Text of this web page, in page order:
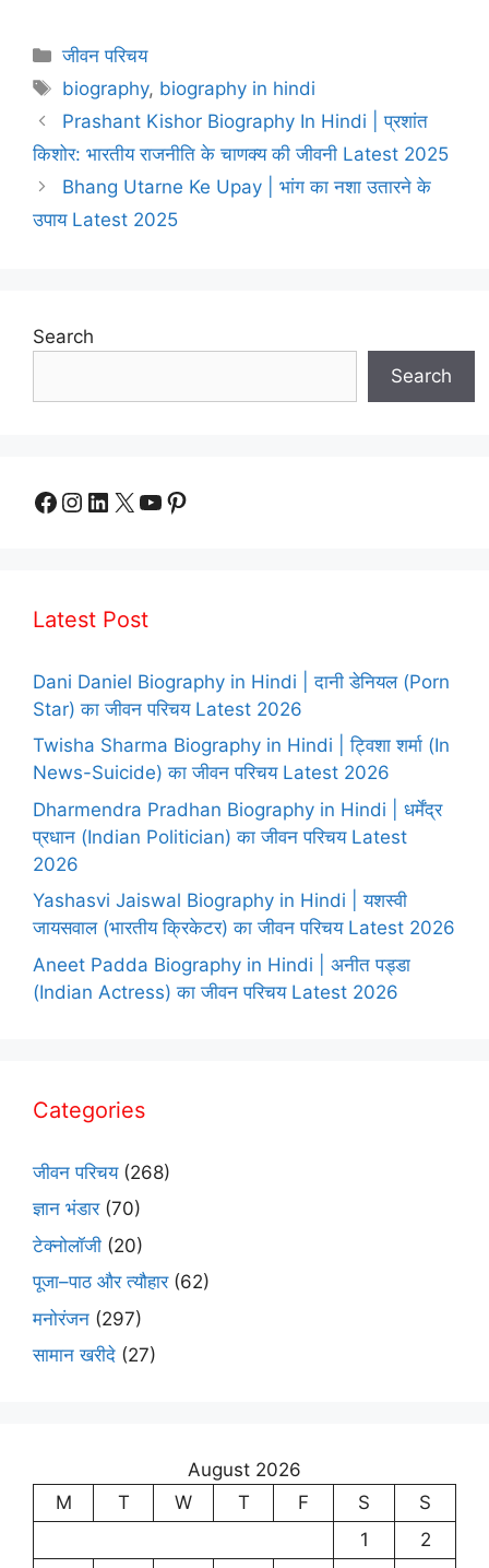
Categories
जीवन परिचय
Tags
biography, biography in hindi
Prashant Kishor Biography In Hindi | प्रशांत
किशोर: भारतीय राजनीति के चाणक्य की जीवनी Latest 2025
Bhang Utarne Ke Upay | भांग का नशा उतारने के
उपाय Latest 2025
Search
Search
Facebook
Instagram
LinkedIn
X YouTube
Pinterest
Latest Post
Dani Daniel Biography in Hindi | दानी डेनियल (Porn
Star) का जीवन परिचय Latest 2026
Twisha Sharma Biography in Hindi | ट्विशा शर्मा (In
News-Suicide) का जीवन परिचय Latest 2026
Dharmendra Pradhan Biography in Hindi | धर्मेंद्र
प्रधान (Indian Politician) का जीवन परिचय Latest
2026
Yashasvi Jaiswal Biography in Hindi | यशस्वी
जायसवाल (भारतीय क्रिकेटर) का जीवन परिचय Latest 2026
Aneet Padda Biography in Hindi | अनीत पड्डा
(Indian Actress) का जीवन परिचय Latest 2026
Categories
जीवन परिचय(268)
ज्ञान भंडार(70)
टेक्नोलॉजी (20)
पूजा–पाठ और त्यौहार(62)
मनोरंजन (297)
सामान खरीदे (27)
August 2026
M
T W T F S
S
1
2